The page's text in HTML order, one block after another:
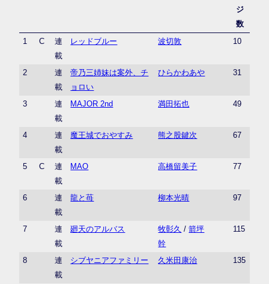
ジ
数
1
C
連
載
レッドブルー 波切敦 10
2
連
載
帝乃三姉妹は案外、チ
ョロい
ひらかわあや 31
3
連
載
MAJOR 2nd 満田拓也 49
4
連
載
魔王城でおやすみ 熊之股鍵次 67
5 C
連
載
MAO 高橋留美子 77
6
連
載
龍と苺 柳本光晴 97
7
連
載
廻天のアルバス 牧彰久 /箭坪
幹
115
8
連
載
シブヤニアファミリー 久米田康治 135